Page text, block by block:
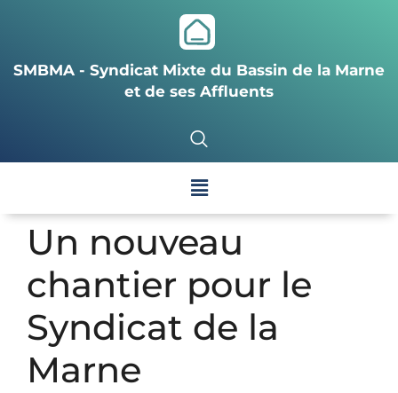
SMBMA - Syndicat Mixte du Bassin de la Marne
et de ses Affluents
Un nouveau
chantier pour le
Syndicat de la
Marne